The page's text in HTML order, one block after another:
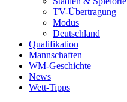
TV-Übertragung
Modus
Deutschland
Qualifikation
Mannschaften
WM-Geschichte
News
Wett-Tipps